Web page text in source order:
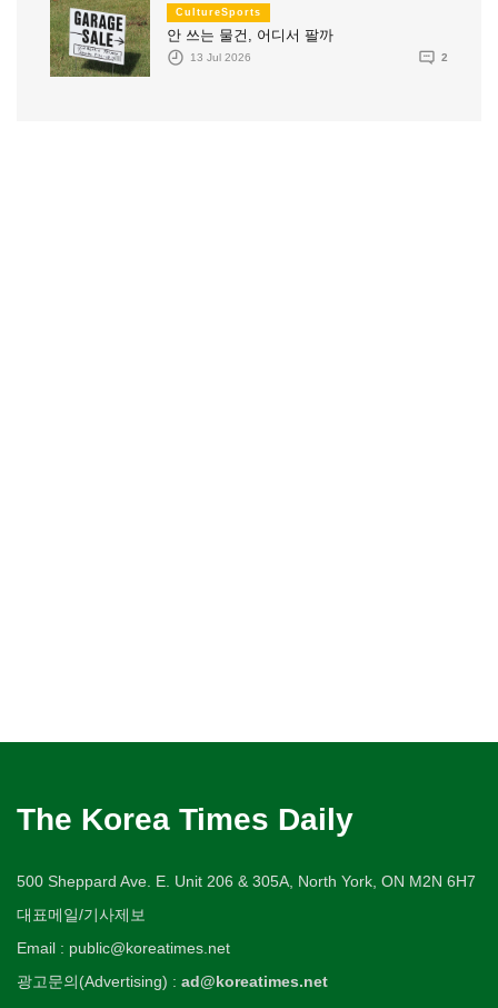
CultureSports
안 쓰는 물건, 어디서 팔까
13 Jul 2026 2
The Korea Times Daily
500 Sheppard Ave. E. Unit 206 & 305A, North York, ON M2N 6H7
대표메일/기사제보
Email : public@koreatimes.net
광고문의(Advertising) : ad@koreatimes.net